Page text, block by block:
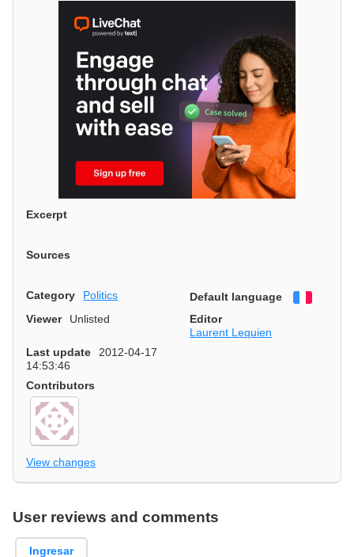
Excerpt
Sources
Category Politics Default language
Viewer
Unlisted
Editor
Laurent Lequien
Last update
2012-04-17
14:53:46
Contributors
View changes
User reviews and comments
Ingresar